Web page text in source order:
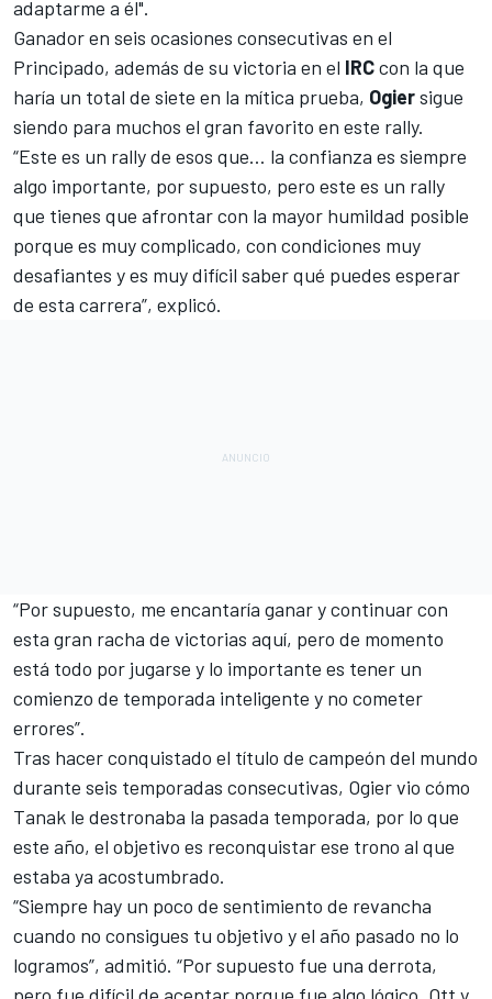
adaptarme a él".
Ganador en seis ocasiones consecutivas en el
Principado, además de su victoria en el IRCcon la que
haría un total de siete en la mítica prueba, Ogiersigue
siendo para muchos el gran favorito en este rally.
“Este es un rally de esos que… la confianza es siempre
algo importante, por supuesto, pero este es un rally
que tienes que afrontar con la mayor humildad posible
porque es muy complicado, con condiciones muy
desafiantes y es muy difícil saber qué puedes esperar
de esta carrera”, explicó.
“Por supuesto, me encantaría ganar y continuar con
esta gran racha de victorias aquí, pero de momento
está todo por jugarse y lo importante es tener un
comienzo de temporada inteligente y no cometer
errores”.
Tras hacer conquistado el título de campeón del mundo
durante seis temporadas consecutivas, Ogier vio cómo
Tanak le destronaba la pasada temporada, por lo que
este año, el objetivo es reconquistar ese trono al que
estaba ya acostumbrado.
“Siempre hay un poco de sentimiento de revancha
cuando no consigues tu objetivo y el año pasado no lo
logramos”, admitió. “Por supuesto fue una derrota,